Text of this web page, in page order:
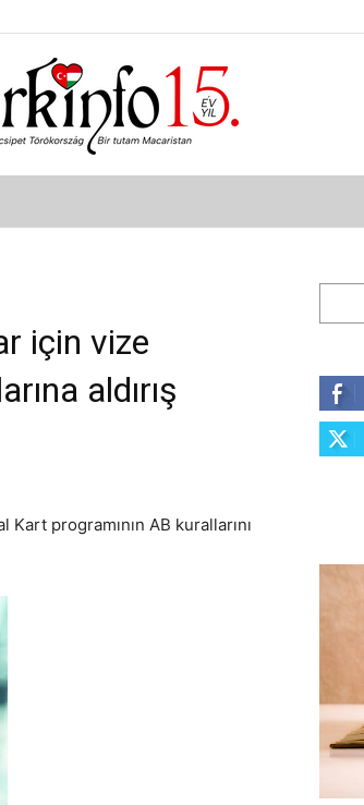
Türkinfo
için vize
aldırış
programının AB kurallarını